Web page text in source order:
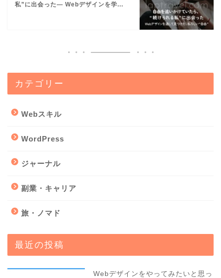
私”に出会った― Webデザインを学...
カテゴリー
Webスキル
WordPress
ジャーナル
副業・キャリア
旅・ノマド
最近の投稿
Webデザインをやってみたいと思っ